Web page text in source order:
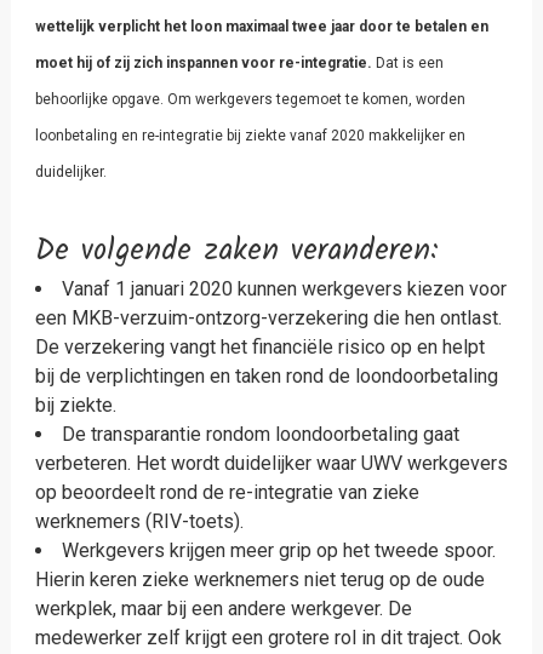
wettelijk verplicht het loon maximaal twee jaar door te betalen en
moet hij of zij zich inspannen voor re-integratie. Dat is een
behoorlijke opgave. Om werkgevers tegemoet te komen, worden
loonbetaling en re-integratie bij ziekte vanaf 2020 makkelijker en
duidelijker.
De volgende zaken veranderen:
Vanaf 1 januari 2020 kunnen werkgevers kiezen voor
een MKB-verzuim-ontzorg-verzekering die hen ontlast.
De verzekering vangt het financiële risico op en helpt
bij de verplichtingen en taken rond de loondoorbetaling
bij ziekte.
De transparantie rondom loondoorbetaling gaat
verbeteren. Het wordt duidelijker waar UWV werkgevers
op beoordeelt rond de re-integratie van zieke
werknemers (RIV-toets).
Werkgevers krijgen meer grip op het tweede spoor.
Hierin keren zieke werknemers niet terug op de oude
werkplek, maar bij een andere werkgever. De
medewerker zelf krijgt een grotere rol in dit traject. Ook